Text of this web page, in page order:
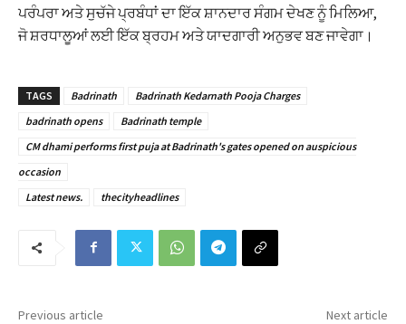
ਪਰੰਪਰਾ ਅਤੇ ਸੁਚੱਜੇ ਪ੍ਰਬੰਧਾਂ ਦਾ ਇੱਕ ਸ਼ਾਨਦਾਰ ਸੰਗਮ ਦੇਖਣ ਨੂੰ ਮਿਲਿਆ,
ਜੋ ਸ਼ਰਧਾਲੂਆਂ ਲਈ ਇੱਕ ਬ੍ਰਹਮ ਅਤੇ ਯਾਦਗਾਰੀ ਅਨੁਭਵ ਬਣ ਜਾਵੇਗਾ।
TAGS Badrinath
Badrinath Kedarnath Pooja Charges
badrinath opens
Badrinath temple
CM dhami performs first puja at Badrinath's gates opened on auspicious
occasion
Latest news.
thecityheadlines
Previous article Next article